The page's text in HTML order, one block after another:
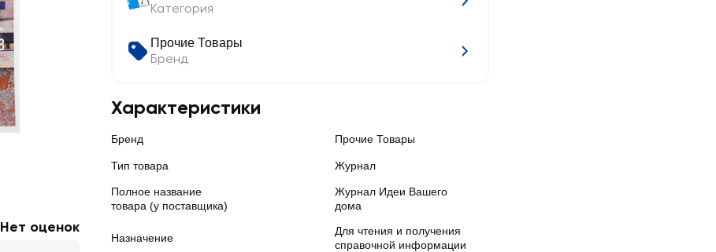
Категория
Прочие Товары
Бренд
Характеристики
Бренд Прочие Товары
Тип товара Журнал
Полное название
товара (у поставщика)
Журнал Идеи Вашего
дома
Назначение
Для чтения и получения
справочной информации
Нет оценок